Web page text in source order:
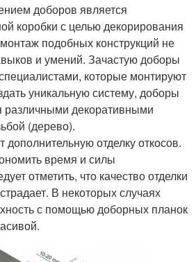
доборов является
коробки с целью декорирования
подобных конструкций не
и умений. Зачастую доборы
которые монтируют
уникальную систему, доборы
различными декоративными
(дерево).
отделку откосов.
время и силы
отметить, что качество отделки
В некоторых случаях
с помощью доборных планок